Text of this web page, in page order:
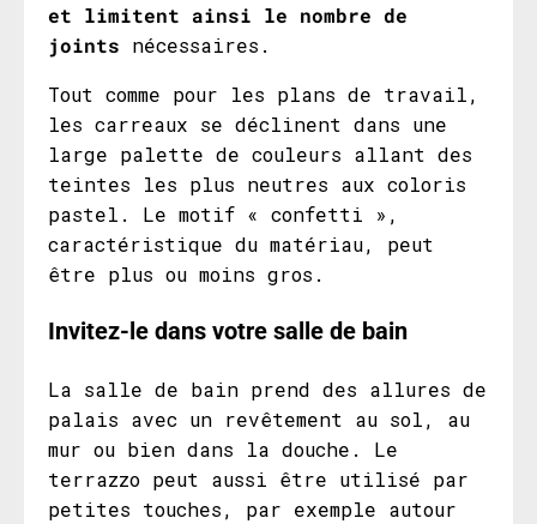
et limitent ainsi le nombre de
joints nécessaires.
Tout comme pour les plans de travail,
les carreaux se déclinent dans une
large palette de couleurs allant des
teintes les plus neutres aux coloris
pastel. Le motif « confetti »,
caractéristique du matériau, peut
être plus ou moins gros.
Invitez-le dans votre salle de bain
La salle de bain prend des allures de
palais avec un revêtement au sol, au
mur ou bien dans la douche. Le
terrazzo peut aussi être utilisé par
petites touches, par exemple autour